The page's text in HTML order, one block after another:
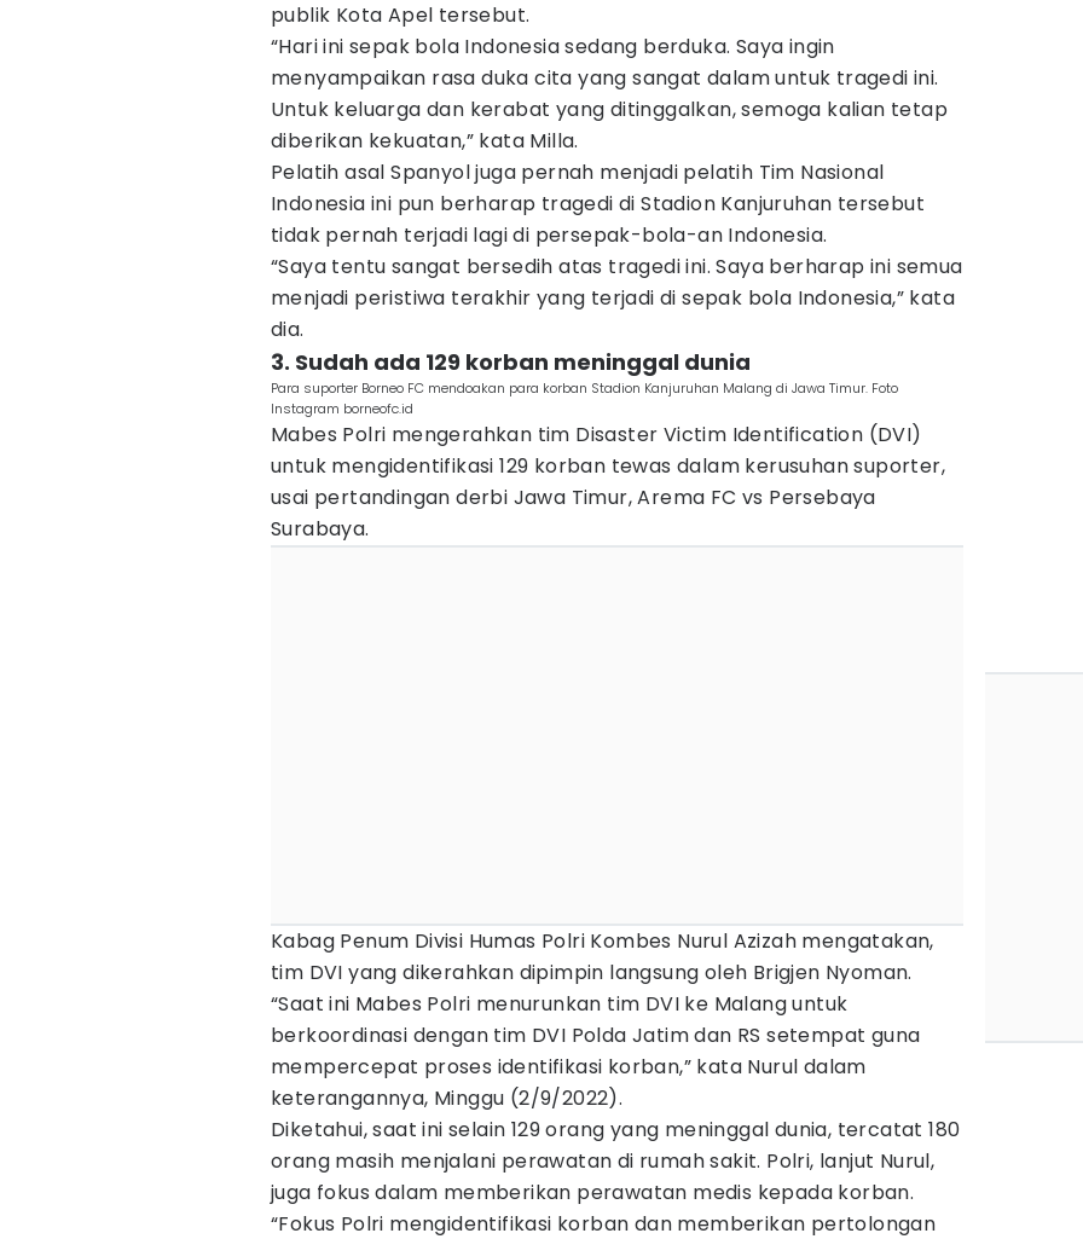
publik Kota Apel tersebut.
“Hari ini sepak bola Indonesia sedang berduka. Saya ingin
menyampaikan rasa duka cita yang sangat dalam untuk tragedi ini.
Untuk keluarga dan kerabat yang ditinggalkan, semoga kalian tetap
diberikan kekuatan,” kata Milla.
Pelatih asal Spanyol juga pernah menjadi pelatih Tim Nasional
Indonesia ini pun berharap tragedi di Stadion Kanjuruhan tersebut
tidak pernah terjadi lagi di persepak-bola-an Indonesia.
“Saya tentu sangat bersedih atas tragedi ini. Saya berharap ini semua
menjadi peristiwa terakhir yang terjadi di sepak bola Indonesia,” kata
dia.
3. Sudah ada 129 korban meninggal dunia
Para suporter Borneo FC mendoakan para korban Stadion Kanjuruhan Malang di Jawa Timur. Foto
Instagram borneofc.id
Mabes Polri mengerahkan tim Disaster Victim Identification (DVI)
untuk mengidentifikasi 129 korban tewas dalam kerusuhan suporter,
usai pertandingan derbi Jawa Timur, Arema FC vs Persebaya
Surabaya.
Kabag Penum Divisi Humas Polri Kombes Nurul Azizah mengatakan,
tim DVI yang dikerahkan dipimpin langsung oleh Brigjen Nyoman.
“Saat ini Mabes Polri menurunkan tim DVI ke Malang untuk
berkoordinasi dengan tim DVI Polda Jatim dan RS setempat guna
mempercepat proses identifikasi korban,” kata Nurul dalam
keterangannya, Minggu (2/9/2022).
Diketahui, saat ini selain 129 orang yang meninggal dunia, tercatat 180
orang masih menjalani perawatan di rumah sakit. Polri, lanjut Nurul,
juga fokus dalam memberikan perawatan medis kepada korban.
“Fokus Polri mengidentifikasi korban dan memberikan pertolongan